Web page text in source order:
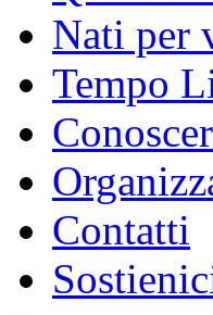
Nati per
Tempo
Contatti